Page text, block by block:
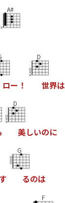
A#
ロー ！
D
世界は
D
美しいのに
す
G
るのは
F